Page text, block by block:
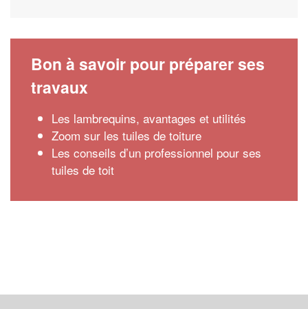
Bon à savoir pour préparer ses
travaux
Les lambrequins, avantages et utilités
Zoom sur les tuiles de toiture
Les conseils d’un professionnel pour ses
tuiles de toit